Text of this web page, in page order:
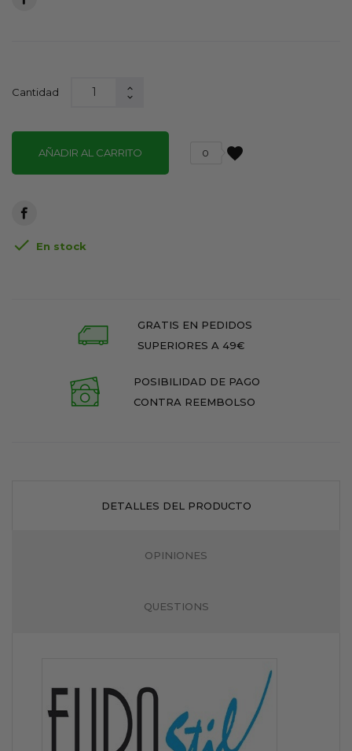
Cantidad
AÑADIR AL CARRITO favorite
0
 En stock
GRATIS EN PEDIDOS
SUPERIORES A 49€
POSIBILIDAD DE PAGO
CONTRA REEMBOLSO
DETALLES DEL PRODUCTO
OPINIONES
QUESTIONS